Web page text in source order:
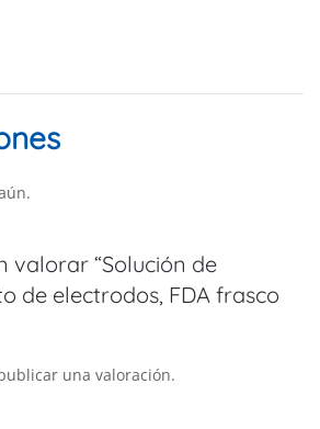
valorar “Solución de
de electrodos, FDA frasco
una valoración.